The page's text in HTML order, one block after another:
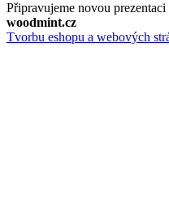
Připravujeme novou prezentaci
woodmint.cz
Tvorbu eshopu a webových